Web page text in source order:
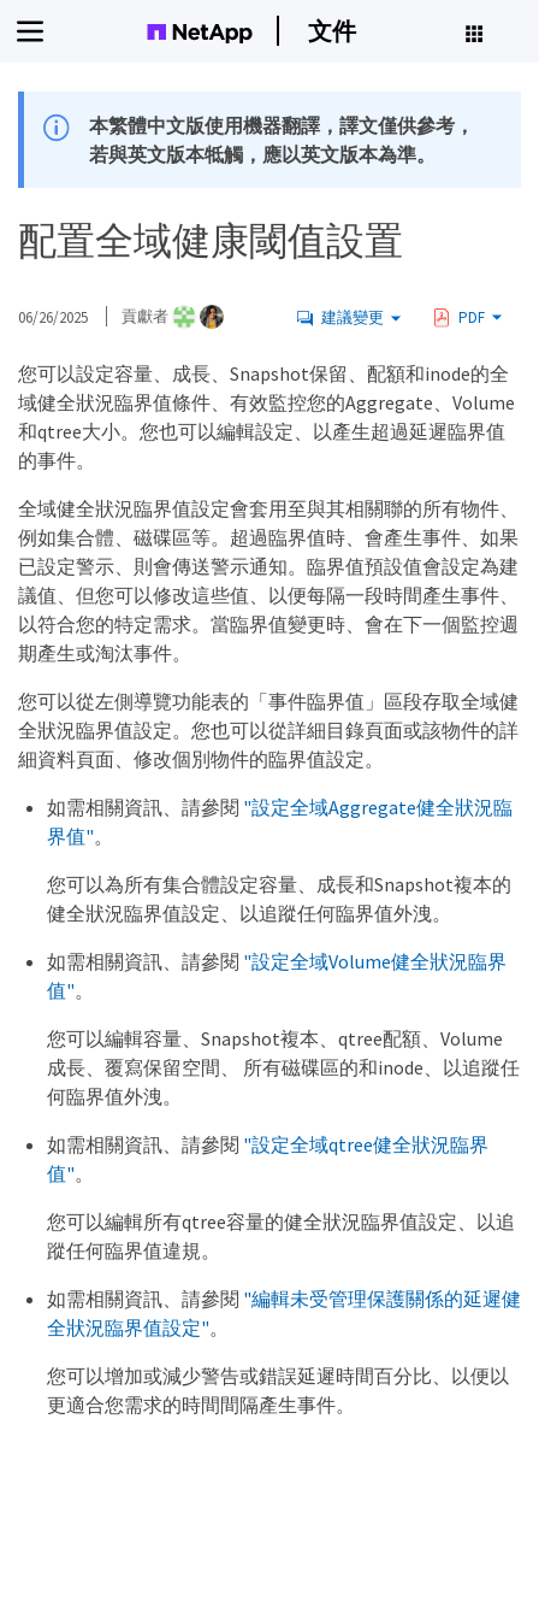
文件
本繁體中文版使用機器翻譯，譯文僅供參考，
若與英文版本牴觸，應以英文版本為準。
配置全域健康閾值設置
06/26/2025 貢獻者 建議變更 PDF
您可以設定容量、成長、Snapshot保留、配額和inode的全
域健全狀況臨界值條件、有效監控您的Aggregate、Volume
和qtree大小。您也可以編輯設定、以產生超過延遲臨界值
的事件。
全域健全狀況臨界值設定會套用至與其相關聯的所有物件、
例如集合體、磁碟區等。超過臨界值時、會產生事件、如果
已設定警示、則會傳送警示通知。臨界值預設值會設定為建
議值、但您可以修改這些值、以便每隔一段時間產生事件、
以符合您的特定需求。當臨界值變更時、會在下一個監控週
期產生或淘汰事件。
您可以從左側導覽功能表的「事件臨界值」區段存取全域健
全狀況臨界值設定。您也可以從詳細目錄頁面或該物件的詳
細資料頁面、修改個別物件的臨界值設定。
如需相關資訊、請參閱 "設定全域Aggregate健全狀況臨
界值"。
您可以為所有集合體設定容量、成長和Snapshot複本的
健全狀況臨界值設定、以追蹤任何臨界值外洩。
如需相關資訊、請參閱 "設定全域Volume健全狀況臨界
值"。
您可以編輯容量、Snapshot複本、qtree配額、Volume
成長、覆寫保留空間、 所有磁碟區的和inode、以追蹤任
何臨界值外洩。
如需相關資訊、請參閱 "設定全域qtree健全狀況臨界
值"。
您可以編輯所有qtree容量的健全狀況臨界值設定、以追
蹤任何臨界值違規。
如需相關資訊、請參閱 "編輯未受管理保護關係的延遲健
全狀況臨界值設定"。
您可以增加或減少警告或錯誤延遲時間百分比、以便以
更適合您需求的時間間隔產生事件。